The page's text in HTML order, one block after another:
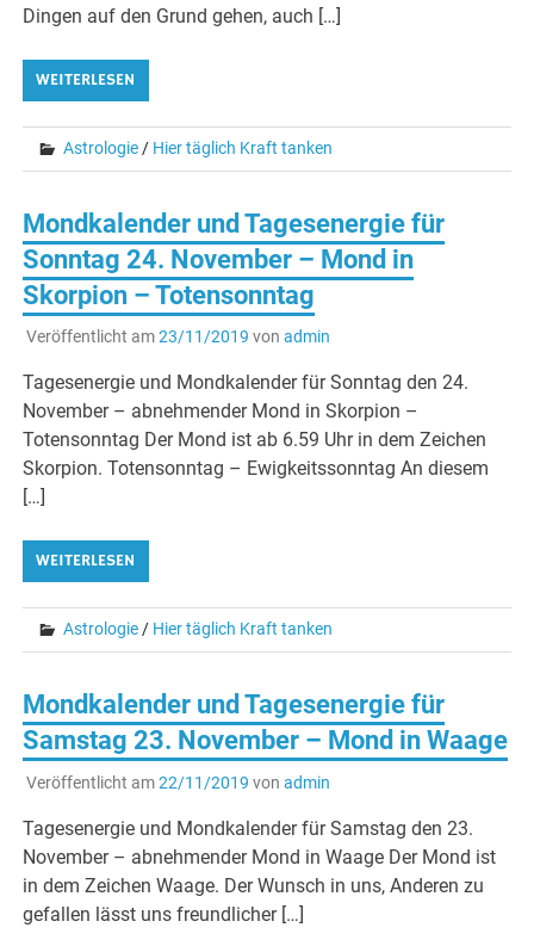
Dingen auf den Grund gehen, auch […]
WEITERLESEN
Astrologie / Hier täglich Kraft tanken
Mondkalender und Tagesenergie für
Sonntag 24. November – Mond in
Skorpion – Totensonntag
Veröffentlicht am23/11/2019 von admin
Tagesenergie und Mondkalender für Sonntag den 24.
November – abnehmender Mond in Skorpion –
Totensonntag Der Mond ist ab 6.59 Uhr in dem Zeichen
Skorpion. Totensonntag – Ewigkeitssonntag An diesem
[…]
WEITERLESEN
Astrologie/ Hier täglich Kraft tanken
Mondkalender und Tagesenergie für
Samstag 23. November – Mond in Waage
Veröffentlicht am22/11/2019 von admin
Tagesenergie und Mondkalender für Samstag den 23.
November – abnehmender Mond in Waage Der Mond ist
in dem Zeichen Waage. Der Wunsch in uns, Anderen zu
gefallen lässt uns freundlicher […]